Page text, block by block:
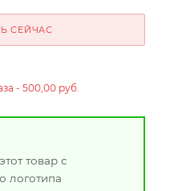
СЕЙЧАС
- 500,00 руб.
товар с
логотипа